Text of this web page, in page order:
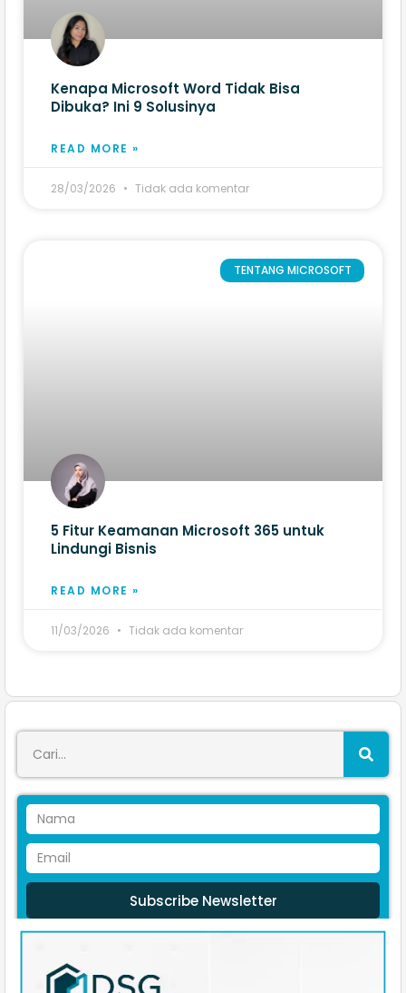
Kenapa Microsoft Word Tidak Bisa
Dibuka? Ini 9​ Solusinya
READ MORE »
28/03/2026 Tidak ada komentar
TENTANG MICROSOFT
5 Fitur Keamanan Microsoft 365 untuk
Lindungi Bisnis
READ MORE »
11/03/2026 Tidak ada komentar
Subscribe Newsletter